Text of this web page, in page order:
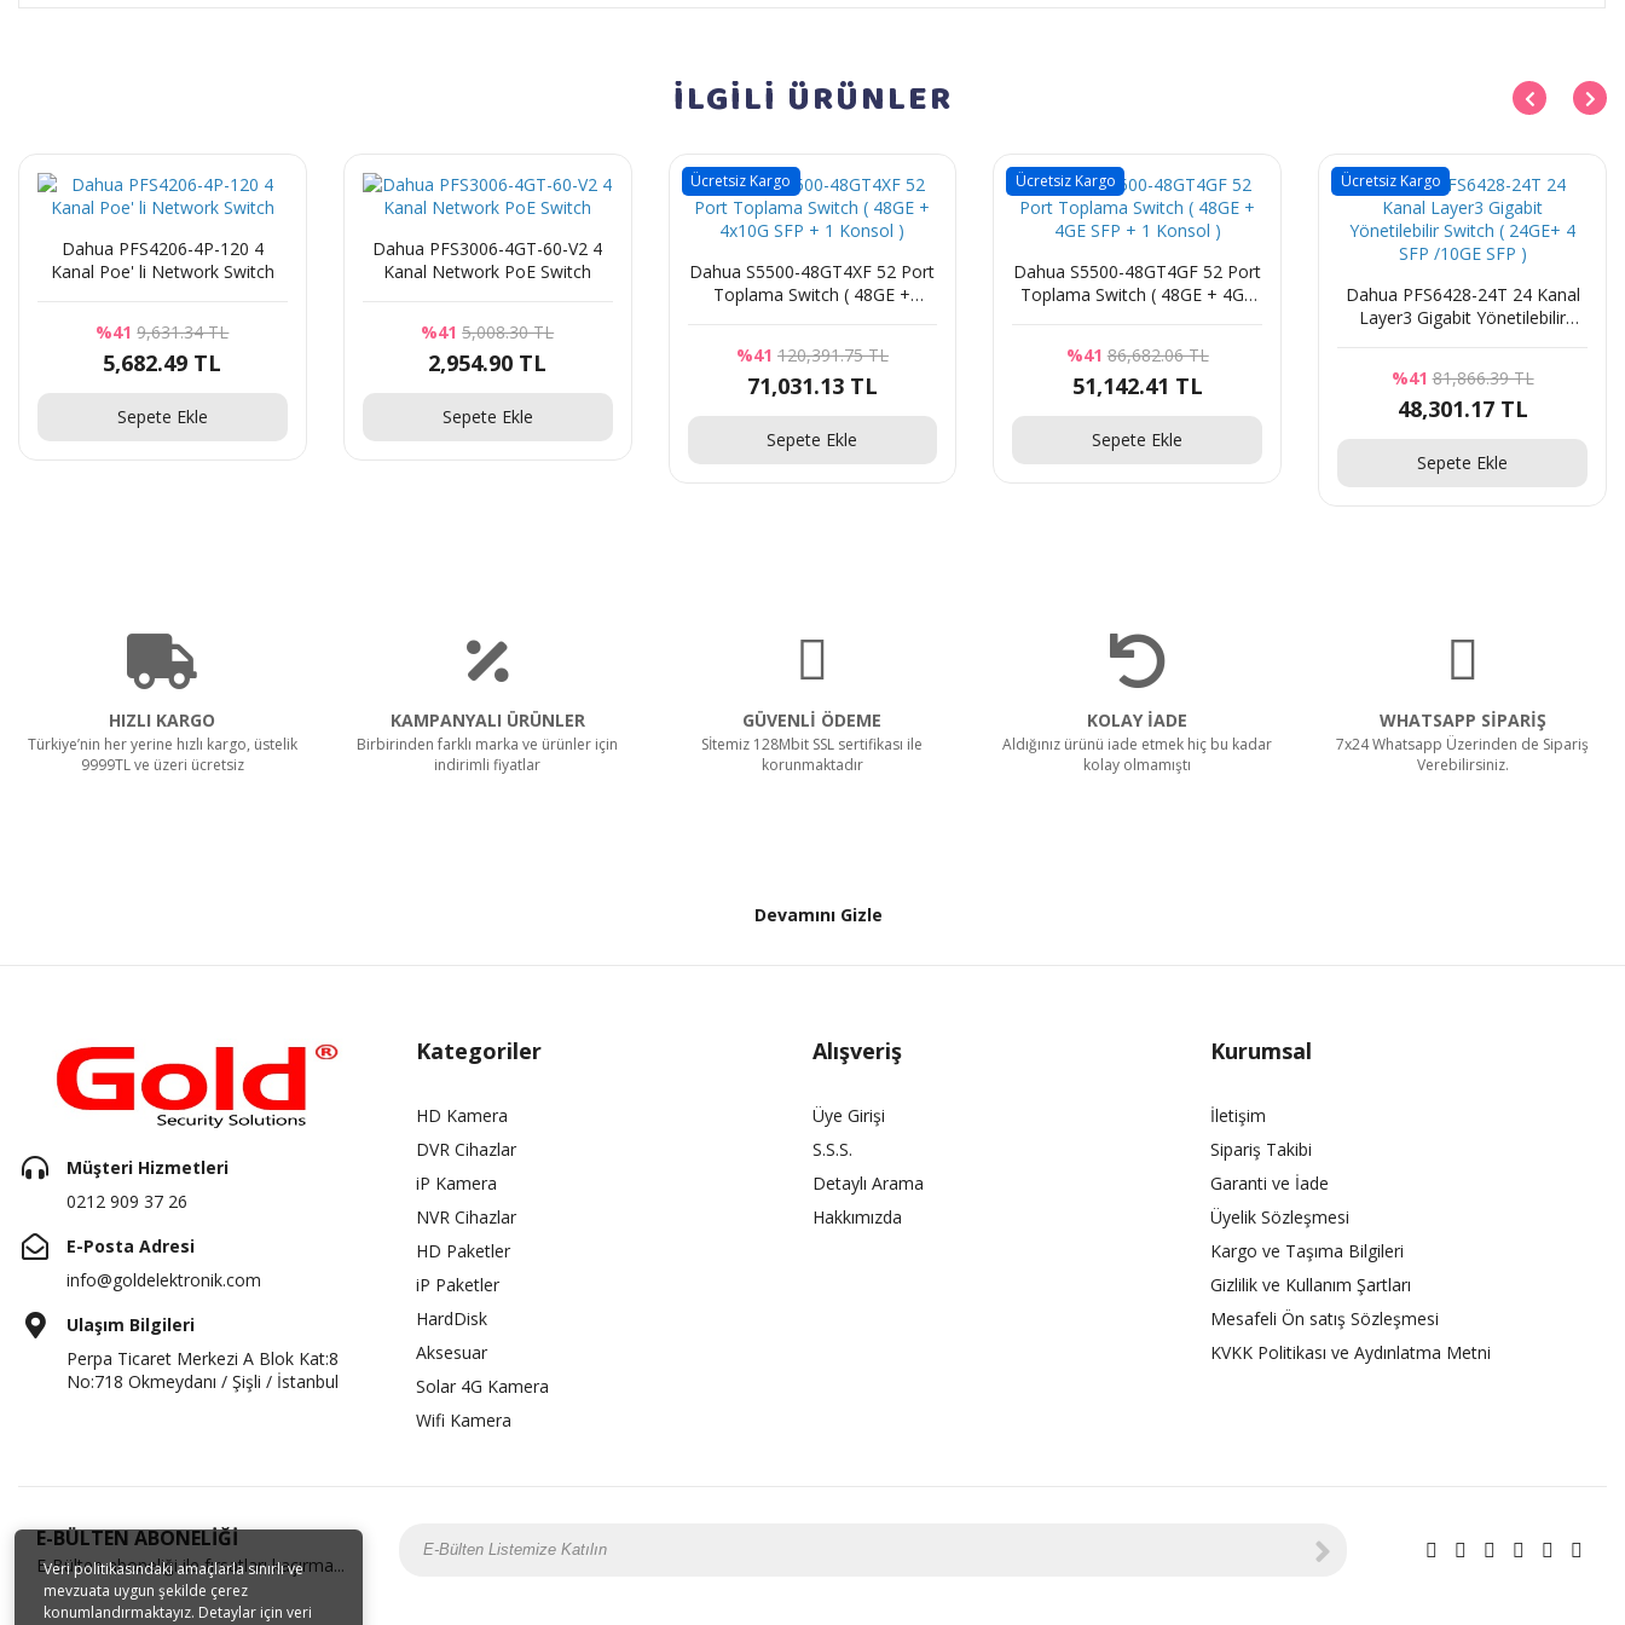
Veri politikasındaki amaçlarla sınırlı ve
mevzuata uygun şekilde çerez
konumlandırmaktayız. Detaylar için veri
İLGİLİ ÜRÜNLER
Dahua PFS4206-4P-120 4
Kanal Poe' li Network Switch
%41 9,631.34 TL
5,682.49 TL
Sepete Ekle
Dahua PFS3006-4GT-60-V2 4
Kanal Network PoE Switch
%41 5,008.30 TL
2,954.90 TL
Sepete Ekle
Dahua S5500-48GT4XF 52 Port
Toplama Switch ( 48GE +
%41 120,391.75 TL
71,031.13 TL
Ücretsiz Kargo
Sepete Ekle
Dahua S5500-48GT4GF 52 Port
Toplama Switch ( 48GE + 4GE
%41 86,682.06 TL
51,142.41 TL
Ücretsiz Kargo
Sepete Ekle
Dahua PFS6428-24T 24 Kanal
Layer3 Gigabit Yönetilebilir
%41 81,866.39 TL
48,301.17 TL
Ücretsiz Kargo
Sepete Ekle
HIZLI KARGO
Türkiye’nin her yerine hızlı kargo, üstelik
9999TL ve üzeri ücretsiz
KAMPANYALI ÜRÜNLER
Birbirinden farklı marka ve ürünler için
indirimli fiyatlar
GÜVENLİ ÖDEME
Sİtemiz 128Mbit SSL sertifikası ile
korunmaktadır
KOLAY İADE
Aldığınız ürünü iade etmek hiç bu kadar
kolay olmamıştı
WHATSAPP SİPARİŞ
7x24 Whatsapp Üzerinden de Sipariş
Verebilirsiniz.
Devamını Gizle
Müşteri Hizmetleri
0212 909 37 26
E-Posta Adresi
info@goldelektronik.com
Ulaşım Bilgileri
Perpa Ticaret Merkezi A Blok Kat:8
No:718 Okmeydanı / Şişli / İstanbul
Kategoriler
HD Kamera
DVR Cihazlar
iP Kamera
NVR Cihazlar
HD Paketler
iP Paketler
HardDisk
Aksesuar
Solar 4G Kamera
Wifi Kamera
Alışveriş
Üye Girişi
S.S.S.
Detaylı Arama
Hakkımızda
Kurumsal
İletişim
Sipariş Takibi
Garanti ve İade
Üyelik Sözleşmesi
Kargo ve Taşıma Bilgileri
Gizlilik ve Kullanım Şartları
Mesafeli Ön satış Sözleşmesi
KVKK Politikası ve Aydınlatma Metni
E-BÜLTEN ABONELİĞİ
E-Bülten aboneliği ile fırsatları kaçırma...